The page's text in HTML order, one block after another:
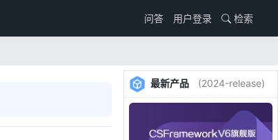
问答 用户登录 检索
最新产品 (2024-release)